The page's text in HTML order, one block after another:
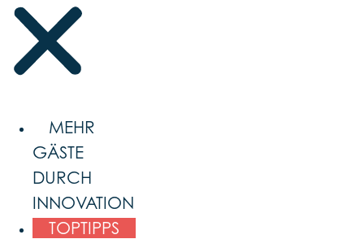
MEHR
GÄSTE
DURCH
INNOVATION
TOPTIPPS